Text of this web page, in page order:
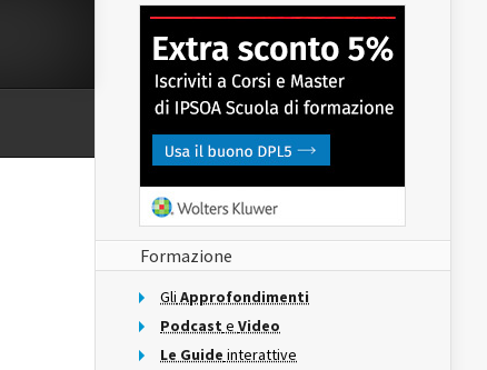
Formazione
Gli Approfondimenti
Podcast e Video
Le Guide interattive